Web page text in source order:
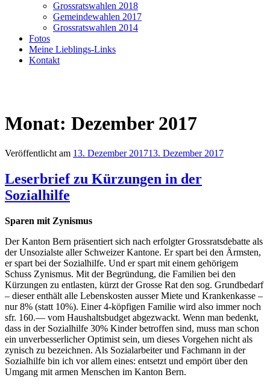
Grossratswahlen 2018
Gemeindewahlen 2017
Grossratswahlen 2014
Fotos
Meine Lieblings-Links
Kontakt
Monat: Dezember 2017
Veröffentlicht am 13. Dezember 201713. Dezember 2017
Leserbrief zu Kürzungen in der
Sozialhilfe
Sparen mit Zynismus
Der Kanton Bern präsentiert sich nach erfolgter Grossratsdebatte als
der Unsozialste aller Schweizer Kantone. Er spart bei den Ärmsten,
er spart bei der Sozialhilfe. Und er spart mit einem gehörigem
Schuss Zynismus. Mit der Begründung, die Familien bei den
Kürzungen zu entlasten, kürzt der Grosse Rat den sog. Grundbedarf
– dieser enthält alle Lebenskosten ausser Miete und Krankenkasse –
nur 8% (statt 10%). Einer 4-köpfigen Familie wird also immer noch
sfr. 160.— vom Haushaltsbudget abgezwackt. Wenn man bedenkt,
dass in der Sozialhilfe 30% Kinder betroffen sind, muss man schon
ein unverbesserlicher Optimist sein, um dieses Vorgehen nicht als
zynisch zu bezeichnen. Als Sozialarbeiter und Fachmann in der
Sozialhilfe bin ich vor allem eines: entsetzt und empört über den
Umgang mit armen Menschen im Kanton Bern.